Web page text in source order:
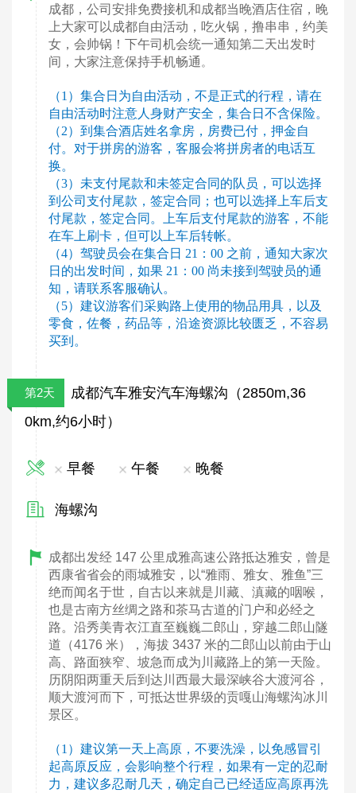
成都，公司安排免费接机和成都当晚酒店住宿，晚
上大家可以成都自由活动，吃火锅，撸串串，约美
女，会帅锅！下午司机会统一通知第二天出发时
间，大家注意保持手机畅通 。
（1）集合日为自由活动，不是正式的行程，请在
自由活动时注意人身财产安全，集合日不含保险。
（2）到集合酒店姓名拿房，房费已付，押金自
付。对于拼房的游客，客服会将拼房者的电话互
换。
（3）未支付尾款和未签定合同的队员，可以选择
到公司支付尾款，签定合同；也可以选择上车后支
付尾款，签定合同。上车后支付尾款的游客，不能
在车上刷卡，但可以上车后转帐。
（4）驾驶员会在集合日 21：00 之前，通知大家次
日的出发时间，如果 21：00 尚未接到驾驶员的通
知，请联系客服确认。
（5）建议游客们采购路上使用的物品用具，以及
零食，佐餐，药品等，沿途资源比较匮乏，不容易
买到。
第2天
成都汽车雅安汽车海螺沟（2850m,36
0km,约6小时）
早餐 午餐 晚餐
海螺沟
成都出发经 147 公里成雅高速公路抵达雅安，曾是
西康省省会的雨城雅安，以“雅雨、雅女、雅鱼”三
绝而闻名于世，自古以来就是川藏、滇藏的咽喉，
也是古南方丝绸之路和茶马古道的门户和必经之
路。沿秀美青衣江直至巍巍二郎山，穿越二郎山隧
道（4176 米），海拔 3437 米的二郎山以前由于山
高、路面狭窄、坡急而成为川藏路上的第一天险。
历阴阳两重天后到达川西最大最深峡谷大渡河谷，
顺大渡河而下，可抵达世界级的贡嘎山海螺沟冰川
景区。
（1）建议第一天上高原，不要洗澡，以免感冒引
起高原反应，会影响整个行程，如果有一定的忍耐
力，建议多忍耐几天，确定自己已经适应高原再洗